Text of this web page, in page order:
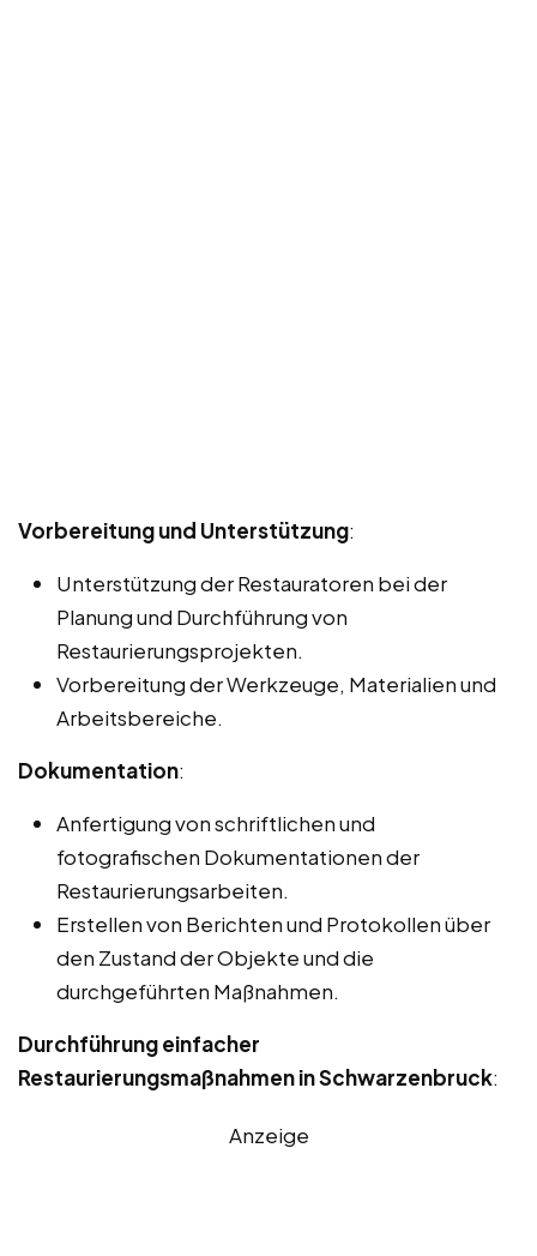
Vorbereitung und Unterstützung:
Unterstützung der Restauratoren bei der
Planung und Durchführung von
Restaurierungsprojekten.
Vorbereitung der Werkzeuge, Materialien und
Arbeitsbereiche.
Dokumentation:
Anfertigung von schriftlichen und
fotografischen Dokumentationen der
Restaurierungsarbeiten.
Erstellen von Berichten und Protokollen über
den Zustand der Objekte und die
durchgeführten Maßnahmen.
Durchführung einfacher
Restaurierungsmaßnahmen in Schwarzenbruck:
Anzeige